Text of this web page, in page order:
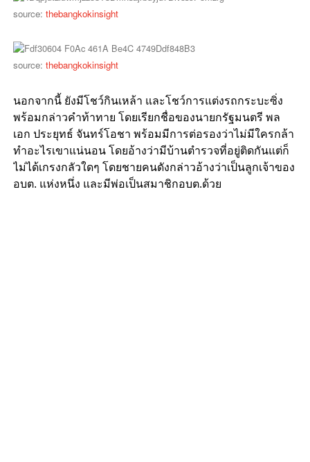
source: thebangkokinsight
source: thebangkokinsight
นอกจากนี้ ยังมีโชว์กินเหล้า และโชว์การแต่งรถกระบะซิ่ง
พร้อมกล่าวคำท้าทาย โดยเรียกชื่อของนายกรัฐมนตรี พล
เอก ประยุทธ์ จันทร์โอชา พร้อมมีการต่อรองว่าไม่มีใครกล้า
ทำอะไรเขาแน่นอน โดยอ้างว่ามีบ้านตำรวจที่อยู่ติดกันแต่ก็
ไม่ได้เกรงกลัวใดๆ โดยชายคนดังกล่าวอ้างว่าเป็นลูกเจ้าของ
อบต. แห่งหนึ่ง และมีพ่อเป็นสมาชิกอบต.ด้วย